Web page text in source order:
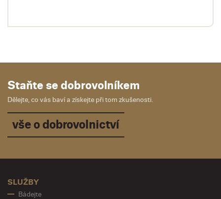
Staňte se dobrovolníkem
Dělejte, co vás baví a získejte při tom zkušenosti.
vše o dobrovolnictví
SLUŽBY
Bádejte